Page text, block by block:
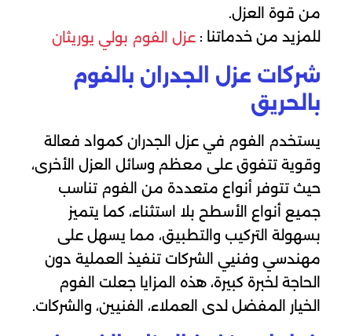
من قوة العزل.
للمزيد من خدماتنا : عزل الفوم بولي يوريثان
شركات عزل الجدران بالفوم
بالحريق
يستخدم الفوم في عزل الجدران كمواد فعالة
وقوية تتفوق على معظم وسائل العزل الأخرى،
حيث تتوفر أنواع متعددة من الفوم تناسب
جميع أنواع الأسطح بلا استثناء، كما يتميز
بسهولة التركيب والتطبيق، مما يسهل على
مهندسي وفنيي الشركات تنفيذ العملية دون
الحاجة لخبرة كبيرة، هذه المزايا جعلت الفوم
الخيار المفضل لدى العملاء، الفنيين، والشركات.